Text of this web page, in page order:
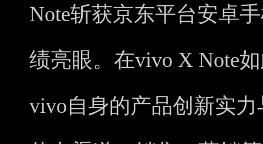
Note斩获京东平台安卓
绩亮眼。在vivo X Note
vivo自身的产品创新实